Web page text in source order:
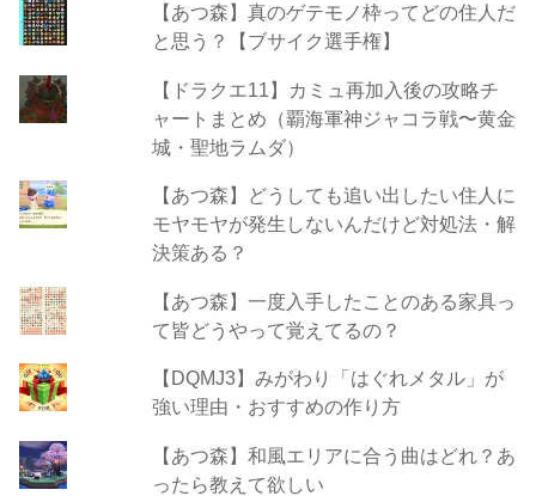
【あつ森】真のゲテモノ枠ってどの住人だ
と思う？【ブサイク選手権】
【ドラクエ11】カミュ再加入後の攻略チ
ャートまとめ（覇海軍神ジャコラ戦〜黄金
城・聖地ラムダ）
【あつ森】どうしても追い出したい住人に
モヤモヤが発生しないんだけど対処法・解
決策ある？
【あつ森】一度入手したことのある家具っ
て皆どうやって覚えてるの？
【DQMJ3】みがわり「はぐれメタル」が
強い理由・おすすめの作り方
【あつ森】和風エリアに合う曲はどれ？あ
ったら教えて欲しい